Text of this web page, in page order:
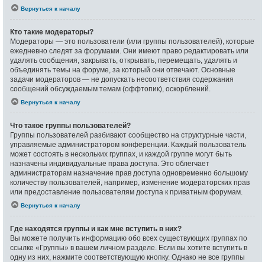
Вернуться к началу
Кто такие модераторы?
Модераторы — это пользователи (или группы пользователей), которые
ежедневно следят за форумами. Они имеют право редактировать или
удалять сообщения, закрывать, открывать, перемещать, удалять и
объединять темы на форуме, за который они отвечают. Основные
задачи модераторов — не допускать несоответствия содержания
сообщений обсуждаемым темам (оффтопик), оскорблений.
Вернуться к началу
Что такое группы пользователей?
Группы пользователей разбивают сообщество на структурные части,
управляемые администратором конференции. Каждый пользователь
может состоять в нескольких группах, и каждой группе могут быть
назначены индивидуальные права доступа. Это облегчает
администраторам назначение прав доступа одновременно большому
количеству пользователей, например, изменение модераторских прав
или предоставление пользователям доступа к приватным форумам.
Вернуться к началу
Где находятся группы и как мне вступить в них?
Вы можете получить информацию обо всех существующих группах по
ссылке «Группы» в вашем личном разделе. Если вы хотите вступить в
одну из них, нажмите соответствующую кнопку. Однако не все группы